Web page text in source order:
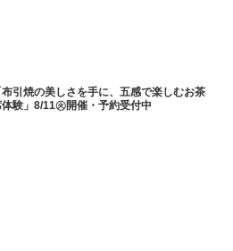
布引焼の美しさを手に、五感で楽しむお茶
体験」8/11㊋開催・予約受付中